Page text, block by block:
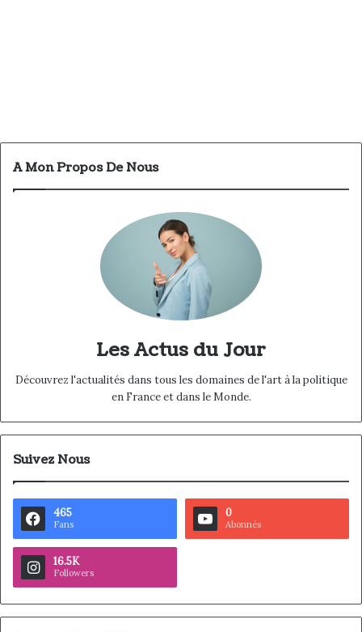
A Mon Propos De Nous
Les Actus du Jour
Découvrez l'actualités dans tous les domaines de l'art à la politique
en France et dans le Monde.
Suivez Nous
465
Fans
0
Abonnés
16.5K
Followers